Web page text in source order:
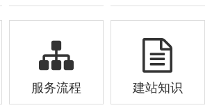
服务流程 建站知识